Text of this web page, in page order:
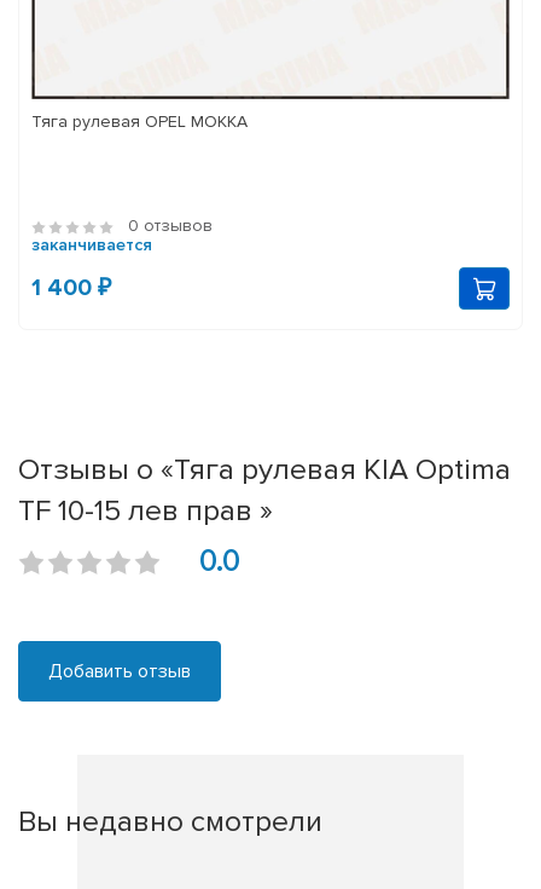
Тяга рулевая OPEL MOKKA
0 отзывов
заканчивается
1 400 ₽
Отзывы о «Тяга рулевая KIA Optima
TF 10-15 лев прав »
0.0
Добавить отзыв
Вы недавно смотрели